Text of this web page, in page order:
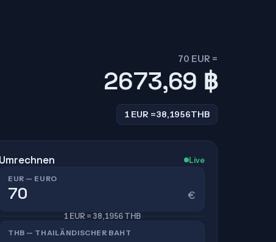
70 EUR =
2673,69 ฿
1 EUR =38,1956THB
Umrechnen Live
EUR — EURO
€
1 EUR = 38,1956 THB
THB — THAILÄNDISCHER BAHT